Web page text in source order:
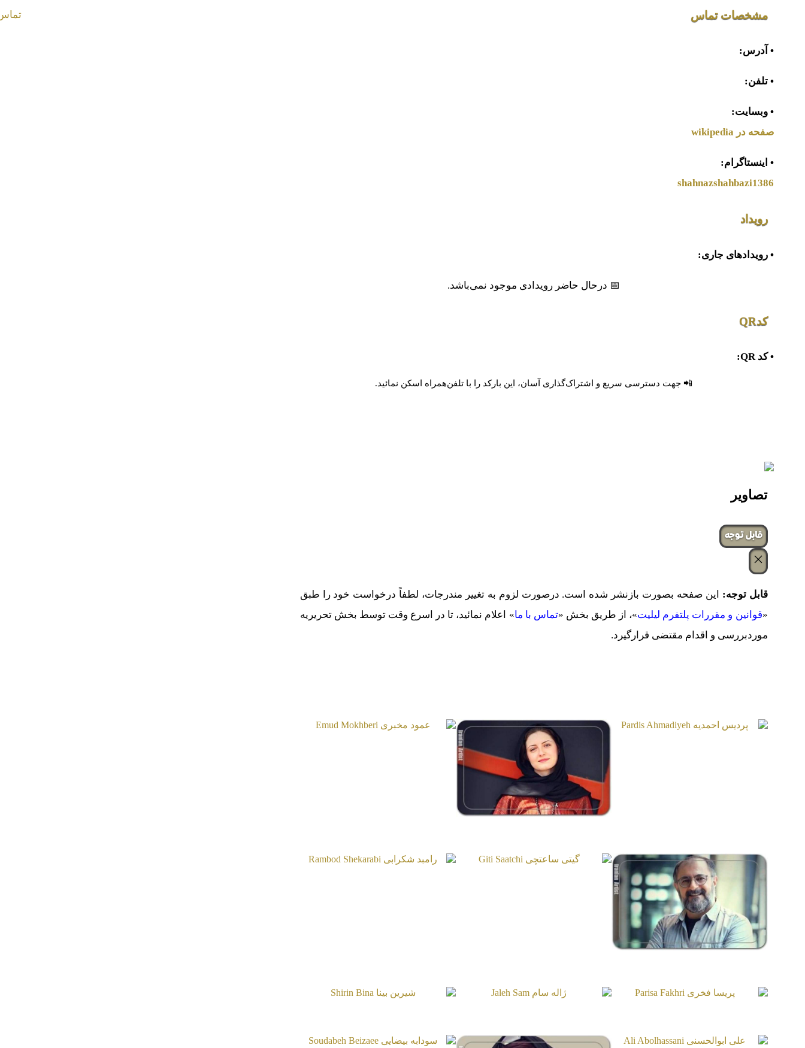
مشخصات تماس
• آدرس:
• تلفن:
• وبسایت:
صفحه در wikipedia
• اینستاگرام:
shahnazshahbazi1386
رویداد
• رویدادهای جاری:
📅 درحال حاضر رویدادی موجود نمی‌باشد.
کدQR
• کد QR:
📲 جهت دسترسی سریع و اشتراک‌گذاری آسان، این بارکد را با تلفن‌همراه اسکن نمائید.
تصاویر
‌قابل توجه
قابل توجه: این صفحه بصورت بازنشر شده است. درصورت لزوم به تغییر مندرجات، لطفاً درخواست خود را طبق
«قوانین و مقررات پلتفرم لیلیت»، از طریق بخش «تماس با ما» اعلام نمائید، تا در اسرع وقت توسط بخش تحریریه
موردبررسی و اقدام مقتضی قرارگیرد.